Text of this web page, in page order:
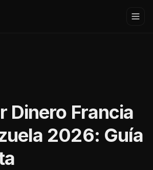
Dinero Francia
2026: Guía